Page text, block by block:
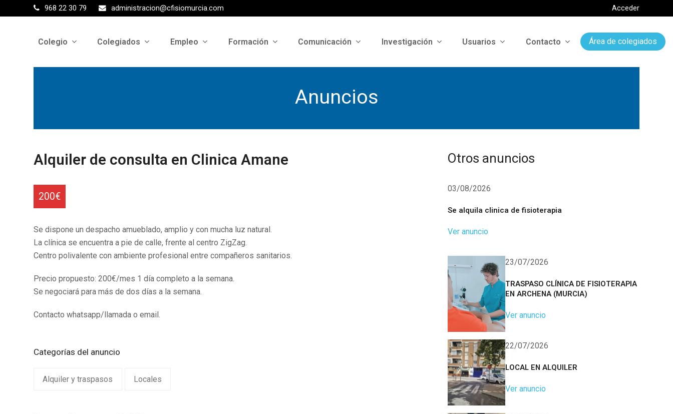
968 22 30 79 administracion@cfisiomurcia.com Acceder
Colegio Colegiados Empleo Formación Comunicación Investigación Usuarios Contacto Área de colegiados
Anuncios
Alquiler de consulta en Clinica Amane
200€
Se dispone un despacho amueblado, amplio y con mucha luz natural.
La clínica se encuentra a pie de calle, frente al centro ZigZag.
Centro polivalente con ambiente profesional entre compañeros sanitarios.
Precio propuesto: 200€/mes 1 día completo a la semana.
Se negociará para más de dos días a la semana.
Contacto whatsapp/llamada o email.
Categorías del anuncio
Alquiler y traspasos Locales
Otros anuncios
03/08/2026
Se alquila clinica de fisioterapia
Ver anuncio
23/07/2026
TRASPASO CLÍNICA DE FISIOTERAPIA
EN ARCHENA (MURCIA)
Ver anuncio
22/07/2026
LOCAL EN ALQUILER
Ver anuncio